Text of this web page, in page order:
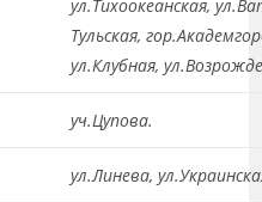
ул.Тихоокеанская,
Тульская,
ул.Клубная,
уч.Цупова.
ул.Линева,